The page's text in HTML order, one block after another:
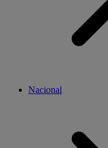
Nacional